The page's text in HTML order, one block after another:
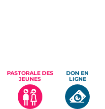
PASTORALE DES
JEUNES
DON EN
LIGNE